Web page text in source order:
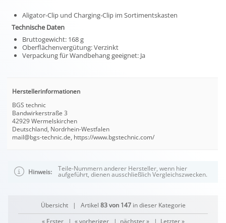
Aligator-Clip und Charging-Clip im Sortimentskasten
Technische Daten
Bruttogewicht: 168 g
Oberflächenvergütung: Verzinkt
Verpackung für Wandbehang geeignet: Ja
Herstellerinformationen
BGS technic
Bandwirkerstraße 3
42929 Wermelskirchen
Deutschland, Nordrhein-Westfalen
mail@bgs-technic.de, https://www.bgstechnic.com/
Hinweis: Teile-Nummern anderer Hersteller, wenn hier
aufgeführt, dienen ausschließlich Vergleichszwecken.
Übersicht| Artikel 83 von 147in dieser Kategorie